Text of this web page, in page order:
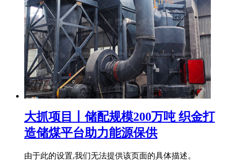
大抓项目丨储配规模200万吨 织金打
造储煤平台助力能源保供
由于此的设置,我们无法提供该页面的具体描述。